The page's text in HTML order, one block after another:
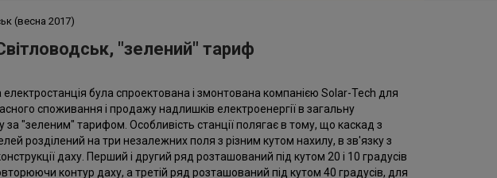
(весна 2017)
"зелений" тариф
була спроектована і змонтована компанією Solar-Tech для
споживання і продажу надлишків електроенергії в загальну
"зеленим" тарифом. Особливість станції полягає в тому, що каскад з
розділений на три незалежних поля з різним кутом нахилу, в зв'язку з
даху. Перший і другий ряд розташований під кутом 20 і 10 градусів
контур даху, а третій ряд розташований під кутом 40 градусів, для